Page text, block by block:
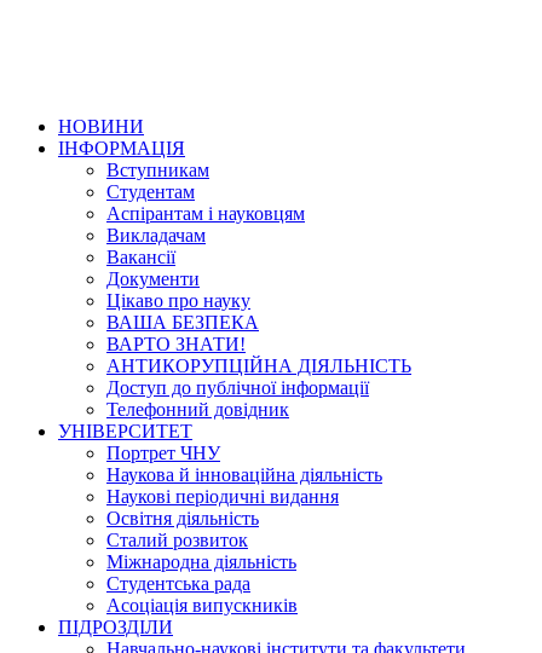
НОВИНИ
ІНФОРМАЦІЯ
Вступникам
Студентам
Аспірантам і науковцям
Викладачам
Вакансії
Документи
Цікаво про науку
ВАША БЕЗПЕКА
ВАРТО ЗНАТИ!
АНТИКОРУПЦІЙНА ДІЯЛЬНІСТЬ
Доступ до публічної інформації
Телефонний довідник
УНІВЕРСИТЕТ
Портрет ЧНУ
Наукова й інноваційна діяльність
Наукові періодичні видання
Освітня діяльність
Сталий розвиток
Міжнародна діяльність
Студентська рада
Асоціація випускників
ПІДРОЗДІЛИ
Навчально-наукові інститути та факультети